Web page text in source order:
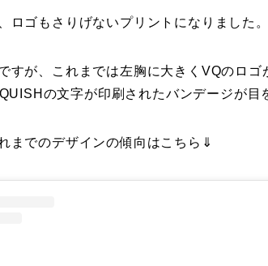
ロゴもさりげないプリントになりました。
すが、これまでは左胸に大きくVQのロ
の文字が印刷されたバンデージが目
までのデザインの傾向はこちら⇓